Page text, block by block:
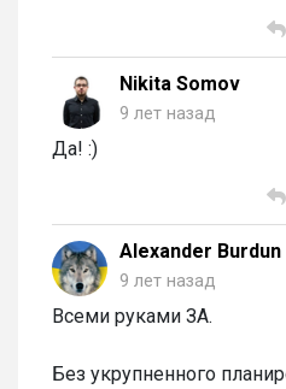
Nikita Somov
9 лет назад
Да! :)
Alexander Burdun
9 лет назад
Всеми руками ЗА.
Без укрупненного